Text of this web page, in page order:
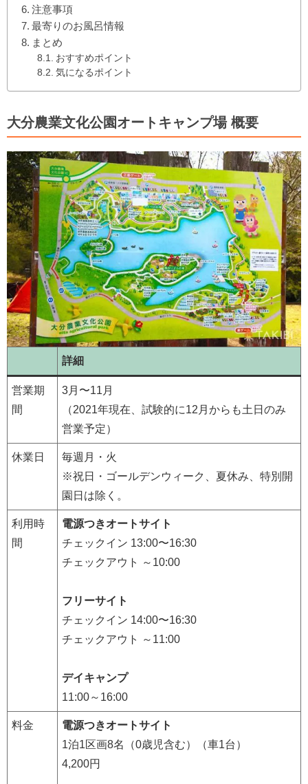
注意事項
最寄りのお風呂情報
まとめ
おすすめポイント
気になるポイント
大分農業文化公園オートキャンプ場 概要
詳細
営業期
間
3月〜11月
（2021年現在、試験的に12月からも土日のみ
営業予定）
休業日
毎週月・火
※祝日・ゴールデンウィーク、夏休み、特別開
園日は除く。
利用時
間
電源つきオートサイト
チェックイン 13:00〜16:30
チェックアウト ～10:00
フリーサイト
チェックイン 14:00〜16:30
チェックアウト ～11:00
デイキャンプ
11:00～16:00
料金
電源つきオートサイト
1泊1区画8名（0歳児含む）（車1台）
4,200円